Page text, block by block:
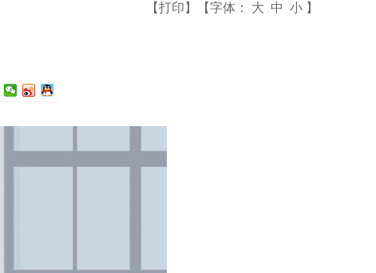
【打印】 【字体： 大 中 小 】